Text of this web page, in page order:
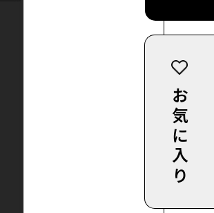
お気に入り